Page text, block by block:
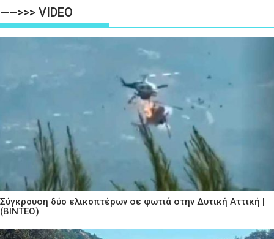
—–>>> VIDEO
Σύγκρουση δύο ελικοπτέρων σε φωτιά στην Δυτική Αττική |
(ΒΙΝΤΕΟ)